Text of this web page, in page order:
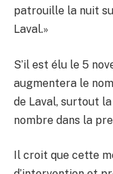
patrouille la nuit
Laval.»
S’il est élu le 5
augmentera le
de Laval, surtout
nombre dans la
Il croit que cette